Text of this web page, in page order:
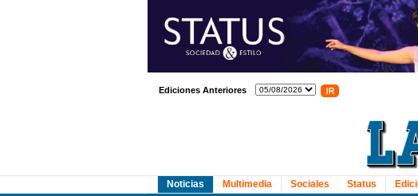
Ediciones Anteriores
Noticias
Multimedia Sociales Status